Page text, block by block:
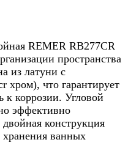
REMER RB277CR
пространства
из латуни с
что гарантирует
к коррозии. Угловой
эффективно
двойная конструкция
хранения ванных